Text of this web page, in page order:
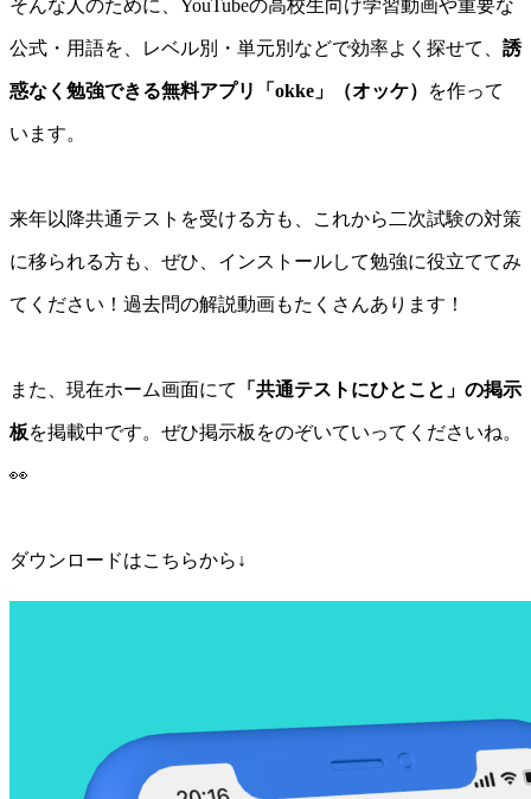
そんな人のために、YouTubeの高校生向け学習動画や重要な
公式・用語を、レベル別・単元別などで効率よく探せて、 誘
惑なく勉強できる無料アプリ「okke」（オッケ） を作って
います。
来年以降共通テストを受ける方も、これから二次試験の対策
に移られる方も、ぜひ、インストールして勉強に役立ててみ
てください！過去問の解説動画もたくさんあります！
また、現在ホーム画面にて 「共通テストにひとこと」の掲示
板を掲載中です。ぜひ掲示板をのぞいていってくださいね。
👀
ダウンロードはこちらから↓